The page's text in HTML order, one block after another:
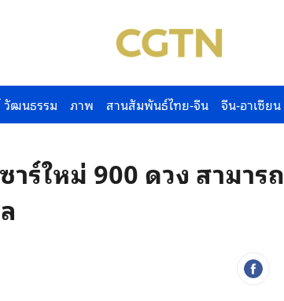
วัฒนธรรม ภาพ สานสัมพันธ์ไทย-จีน จีน-อาเซียน
ร์ใหม่ 900 ดวง สามารถ